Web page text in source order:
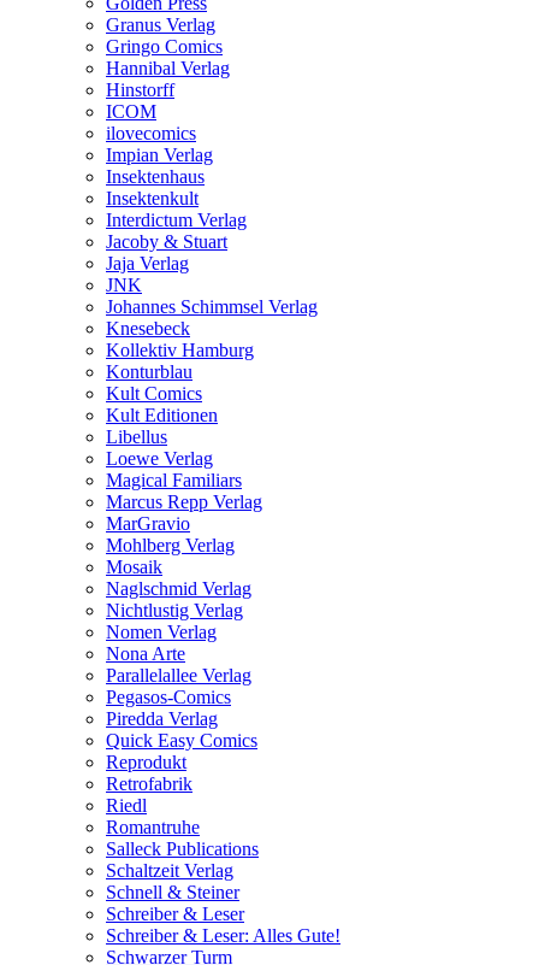
Granus Verlag
Gringo Comics
Hannibal Verlag
Hinstorff
ICOM
ilovecomics
Impian Verlag
Insektenhaus
Insektenkult
Interdictum Verlag
Jacoby & Stuart
Jaja Verlag
JNK
Johannes Schimmsel Verlag
Knesebeck
Kollektiv Hamburg
Konturblau
Kult Comics
Kult Editionen
Libellus
Loewe Verlag
Magical Familiars
Marcus Repp Verlag
MarGravio
Mohlberg Verlag
Mosaik
Naglschmid Verlag
Nichtlustig Verlag
Nomen Verlag
Nona Arte
Parallelallee Verlag
Pegasos-Comics
Piredda Verlag
Quick Easy Comics
Reprodukt
Retrofabrik
Riedl
Romantruhe
Salleck Publications
Schaltzeit Verlag
Schnell & Steiner
Schreiber & Leser
Schreiber & Leser: Alles Gute!
Schwarzer Turm